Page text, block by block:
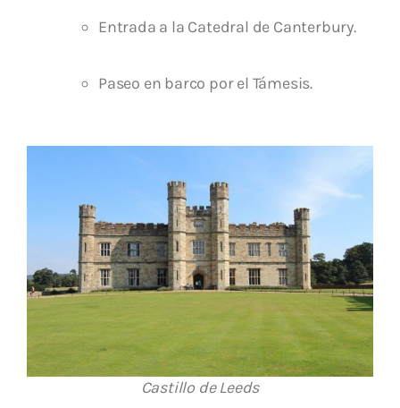
Entrada a la Catedral de Canterbury.
Paseo en barco por el Támesis.
Castillo de Leeds